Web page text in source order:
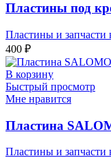
Пластины под
Пластины и запчасти
400 ₽
В корзину
Быстрый просмотр
Мне нравится
Пластина
Пластины и запчасти